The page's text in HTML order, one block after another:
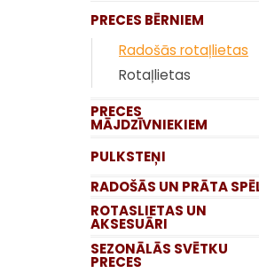
PRECES BĒRNIEM
Radošās rotaļlietas
Rotaļlietas
PRECES
MĀJDZĪVNIEKIEM
PULKSTEŅI
RADOŠĀS UN PRĀTA
ROTASLIETAS UN
AKSESUĀRI
SEZONĀLĀS SVĒTKU
PRECES